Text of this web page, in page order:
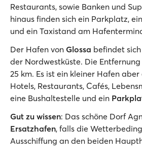
Restaurants, sowie Banken und
hinaus finden sich ein Parkplatz,
und ein Taxistand am
Der Hafen von Glossa befindet
der Nordwestküste. Die
25 km. Es ist ein kleiner Hafen
Hotels, Restaurants, Cafés,
eine Bushaltestelle und ein
Gut zu wissen: Das schöne Dorf
Ersatzhafen, falls die
Ausschiffung an den beiden